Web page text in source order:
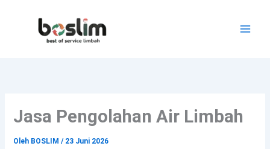
Jasa Pengolahan Air Limbah
Oleh BOSLIM/ 23 Juni 2026